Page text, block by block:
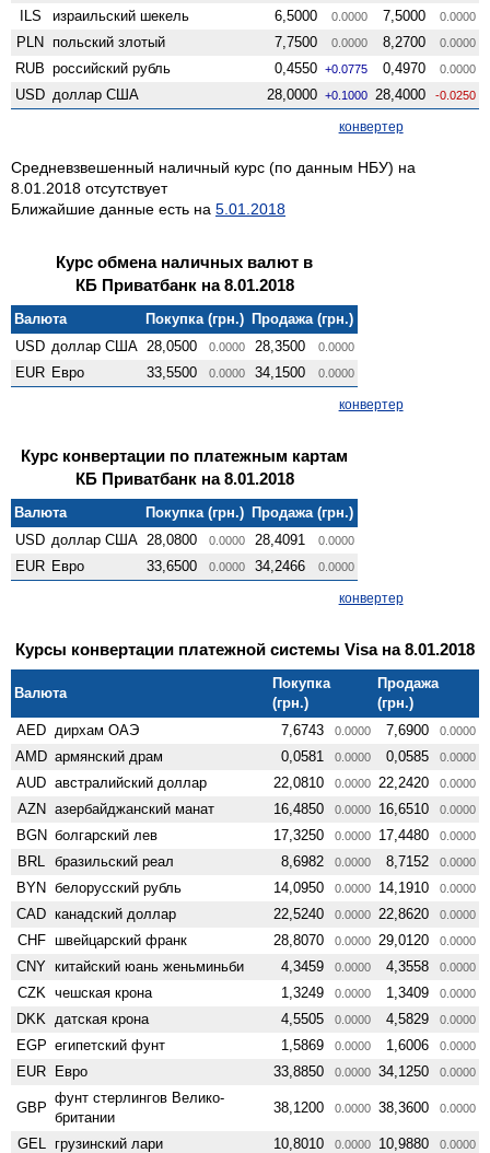
ILS израильский шекель 6,5000 0.0000 7,5000 0.0000
PLN польский злотый 7,7500 0.0000 8,2700 0.0000
RUB российский рубль 0,4550 +0.0775 0,4970 0.0000
USD доллар США 28,0000 +0.1000 28,4000 -0.0250
конвертер
Средневзвешенный наличный курс (по данным НБУ) на
8.01.2018 отсутствует
Ближайшие данные есть на 5.01.2018
Курс обмена наличных валют в
КБ Приватбанк на 8.01.2018
Валюта Покупка (грн.) Продажа (грн.)
USD доллар США 28,0500 0.0000 28,3500 0.0000
EUR Евро 33,5500 0.0000 34,1500 0.0000
конвертер
Курс конвертации по платежным картам
КБ Приватбанк на 8.01.2018
Валюта Покупка (грн.) Продажа (грн.)
USD доллар США 28,0800 0.0000 28,4091 0.0000
EUR Евро 33,6500 0.0000 34,2466 0.0000
конвертер
Курсы конвертации платежной системы Visa на 8.01.2018
Валюта
Покупка
(грн.)
Продажа
(грн.)
AED дирхам ОАЭ 7,6743 0.0000 7,6900 0.0000
AMD армянский драм 0,0581 0.0000 0,0585 0.0000
AUD австралийский доллар 22,0810 0.0000 22,2420 0.0000
AZN азербайджанский манат 16,4850 0.0000 16,6510 0.0000
BGN болгарский лев 17,3250 0.0000 17,4480 0.0000
BRL бразильский реал 8,6982 0.0000 8,7152 0.0000
BYN белорусский рубль 14,0950 0.0000 14,1910 0.0000
CAD канадский доллар 22,5240 0.0000 22,8620 0.0000
CHF швейцарский франк 28,8070 0.0000 29,0120 0.0000
CNY китайский юань женьминьби 4,3459 0.0000 4,3558 0.0000
CZK чешская крона 1,3249 0.0000 1,3409 0.0000
DKK датская крона 4,5505 0.0000 4,5829 0.0000
EGP египетский фунт 1,5869 0.0000 1,6006 0.0000
EUR Евро 33,8850 0.0000 34,1250 0.0000
GBP
фунт стерлингов Велико­
британии
38,1200 0.0000 38,3600 0.0000
GEL грузинский лари 10,8010 0.0000 10,9880 0.0000